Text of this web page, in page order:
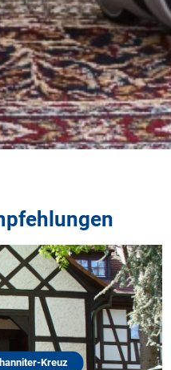
Kreuz